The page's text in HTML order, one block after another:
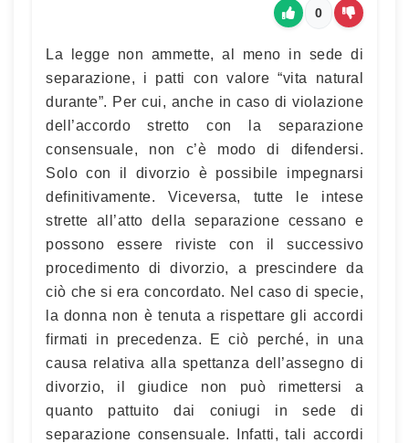
0
La legge non ammette, al meno in sede di
separazione, i patti con valore “vita natural
durante”. Per cui, anche in caso di violazione
dell’accordo stretto con la separazione
consensuale, non c’è modo di difendersi.
Solo con il divorzio è possibile impegnarsi
definitivamente. Viceversa, tutte le intese
strette all’atto della separazione cessano e
possono essere riviste con il successivo
procedimento di divorzio, a prescindere da
ciò che si era concordato. Nel caso di specie,
la donna non è tenuta a rispettare gli accordi
firmati in precedenza. E ciò perché, in una
causa relativa alla spettanza dell’assegno di
divorzio, il giudice non può rimettersi a
quanto pattuito dai coniugi in sede di
separazione consensuale. Infatti, tali accordi